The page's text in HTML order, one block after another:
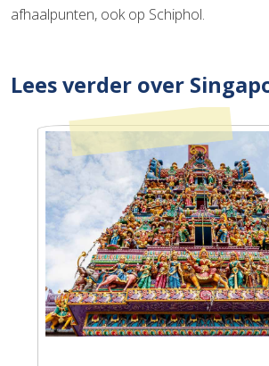
afhaalpunten, ook op Schiphol.
Lees verder over